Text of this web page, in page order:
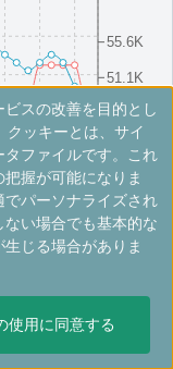
8/28(Thu)
46.6K
51.1K
55.6K
情報は公式サイトでご確認ください。
ンプラザ・
える。
スの改善を目的とし
クッキーとは、サイ
タファイルです。これ
握が可能になりま
パーソナライズされ
い場合でも基本的な
じる場合がありま
使用に同意する